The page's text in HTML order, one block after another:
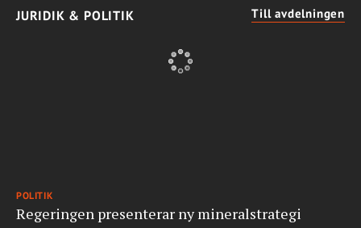
JURIDIK & POLITIK Till avdelningen
POLITIK
Regeringen presenterar ny mineralstrategi